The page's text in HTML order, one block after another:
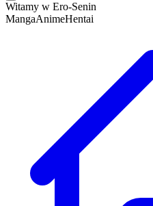
Witamy w Ero-Senin
MangaAnimeHentai